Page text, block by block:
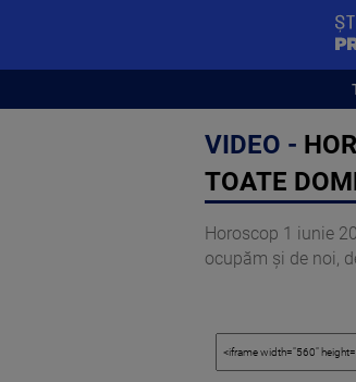
VIDEO -
TOATE
Horoscop 1 iunie
ocupăm și de noi,